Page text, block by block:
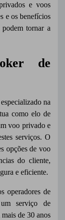
e voos
e os benefícios
tornar a
de
na
como elo de
voo privado e
serviços. O
opções de voo
do cliente,
e eficiente.
operadores de
serviço de
de 30 anos